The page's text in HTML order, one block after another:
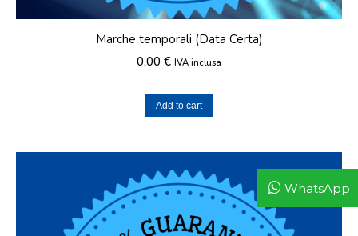
Marche temporali (Data Certa)
0,00 € IVA inclusa
Add to cart
WhatsApp